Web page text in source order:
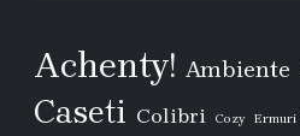
Achenty! Ambiente
Caseti Colibri Cozy Ermuri